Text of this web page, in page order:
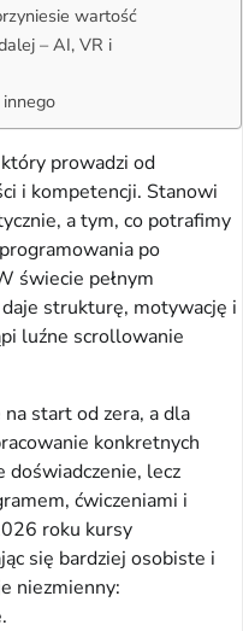
wartość
– AI, VR i
innego
prowadzi od
i kompetencji. Stanowi
a tym, co potrafimy
po
świecie pełnym
strukturę, motywację i
luźne scrollowanie
na start od zera, a dla
konkretnych
doświadczenie, lecz
ćwiczeniami i
roku kursy
się bardziej osobiste i
niezmienny: